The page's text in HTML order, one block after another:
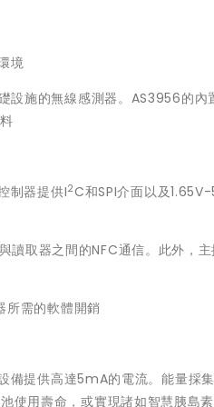
境
施的無線感測器。AS3956的內
制器提供I2C和SPI介面以及
取器之間的NFC通信。此外，
需的軟體開銷
備提供高達5mA的電流。能量採
使用壽命，或實現諸如智慧胰島